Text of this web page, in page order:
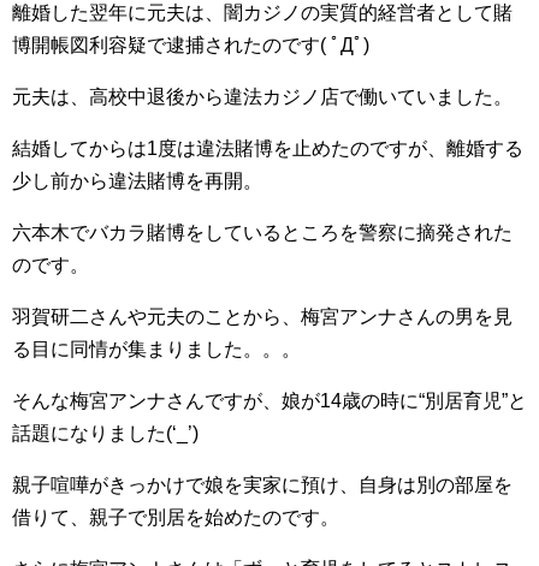
離婚した翌年に元夫は、闇カジノの実質的経営者として賭
博開帳図利容疑で逮捕されたのです( ﾟДﾟ)
元夫は、高校中退後から違法カジノ店で働いていました。
結婚してからは1度は違法賭博を止めたのですが、離婚する
少し前から違法賭博を再開。
六本木でバカラ賭博をしているところを警察に摘発された
のです。
羽賀研二さんや元夫のことから、梅宮アンナさんの男を見
る目に同情が集まりました。。。
そんな梅宮アンナさんですが、娘が14歳の時に“別居育児”と
話題になりました(‘_’)
親子喧嘩がきっかけで娘を実家に預け、自身は別の部屋を
借りて、親子で別居を始めたのです。